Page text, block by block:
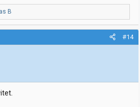
B
#14